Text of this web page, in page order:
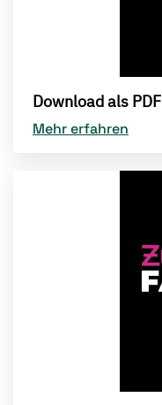
Download als PDF
Mehr erfahren